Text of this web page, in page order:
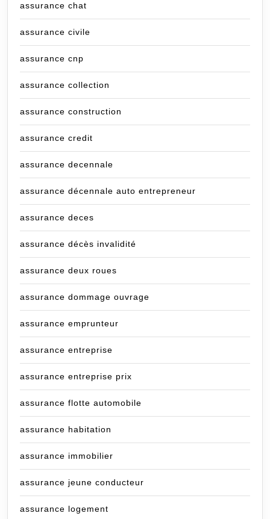
assurance chat
assurance civile
assurance cnp
assurance collection
assurance construction
assurance credit
assurance decennale
assurance décennale auto entrepreneur
assurance deces
assurance décès invalidité
assurance deux roues
assurance dommage ouvrage
assurance emprunteur
assurance entreprise
assurance entreprise prix
assurance flotte automobile
assurance habitation
assurance immobilier
assurance jeune conducteur
assurance logement